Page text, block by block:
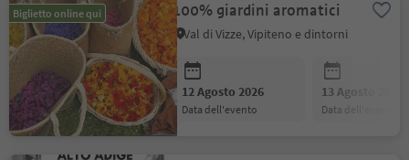
Biglietto online qui 100% giardini aromatici
Val di Vizze, Vipiteno e dintorni
12 Agosto 2026
data dell'evento
13 Agosto 2026
data dell'evento